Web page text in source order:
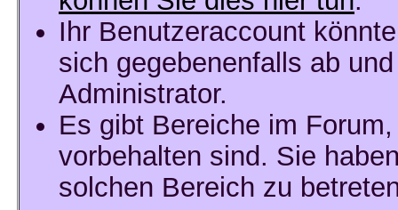
Ihr Benutzeraccount
sich gegebenenfalls ab
Administrator.
Es gibt Bereiche im
vorbehalten sind. Sie
solchen Bereich zu